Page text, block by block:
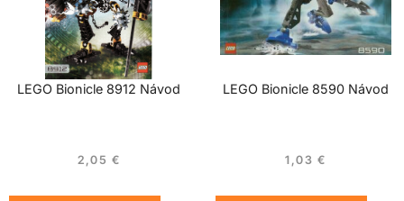
LEGO Bionicle 8912 Návod
2,05 €
LEGO Bionicle 8590 Návod
1,03 €